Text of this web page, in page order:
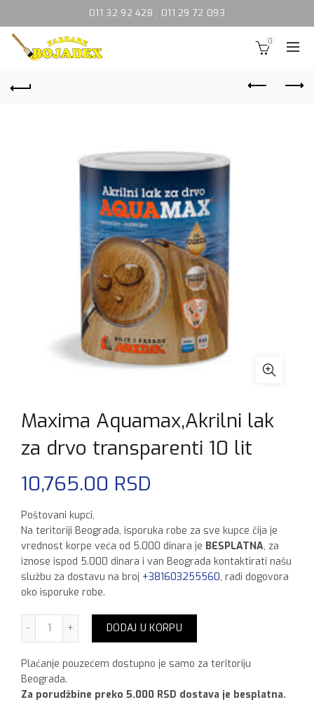
011 32 92 428 , 011 29 72 093
0
Maxima Aquamax,Akrilni lak
za drvo transparenti 10 lit
10,765.00 RSD
Poštovani kupci,
Na teritoriji Beograda, isporuka robe za sve kupce čija je
vrednost korpe veća od 5.000 dinara je BESPLATNA, za
iznose ispod 5.000 dinara i van Beograda kontaktirati našu
službu za dostavu na broj +381603255560, radi dogovora
oko isporuke robe.
Maxima Aquamax,Akrilni lak za drvo transparenti 10 lit
DODAJ U KORPU
Plaćanje pouzećem dostupno je samo za teritoriju
Beograda.
Za porudžbine preko 5.000 RSD dostava je besplatna.